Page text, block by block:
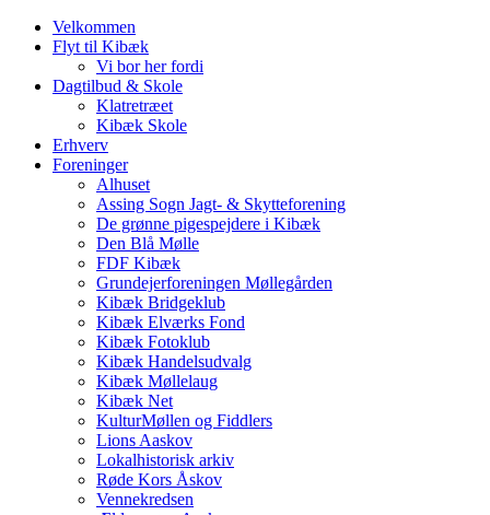
Velkommen
Flyt til Kibæk
Vi bor her fordi
Dagtilbud & Skole
Klatretræet
Kibæk Skole
Erhverv
Foreninger
Alhuset
Assing Sogn Jagt- & Skytteforening
De grønne pigespejdere i Kibæk
Den Blå Mølle
FDF Kibæk
Grundejerforeningen Møllegården
Kibæk Bridgeklub
Kibæk Elværks Fond
Kibæk Fotoklub
Kibæk Handelsudvalg
Kibæk Møllelaug
Kibæk Net
KulturMøllen og Fiddlers
Lions Aaskov
Lokalhistorisk arkiv
Røde Kors Åskov
Vennekredsen